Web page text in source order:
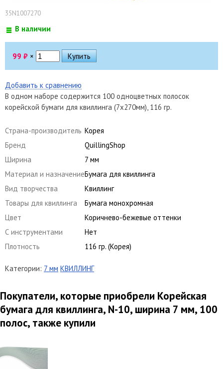
35N1007270
В наличии
99 ₽ ×
Добавить к сравнению
В одном наборе содержится 100 одноцветных полосок
корейской бумаги для квиллинга (7х270мм), 116 гр.
Страна-производитель Корея
Бренд
QuillingShop
Ширина
7 мм
Материал и назначениеБумага для квиллинга
Вид творчества
Квиллинг
Товары для квиллинга
Бумага монохромная
Цвет
Коричнево-бежевые оттенки
С инструментами
Нет
Плотность
116 гр. (Корея)
Категории: 7 мм КВИЛЛИНГ
Покупатели, которые приобрели Корейская
бумага для квиллинга, N-10, ширина 7 мм, 100
полос, также купили